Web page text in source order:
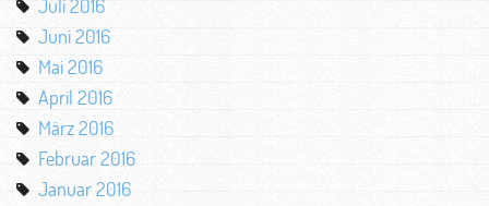
Juli 2016
Juni 2016
Mai 2016
April 2016
März 2016
Februar 2016
Januar 2016